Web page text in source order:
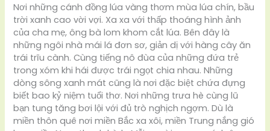
Nơi những cánh đồng lúa vàng thơm mùa lúa chín, bầu
trời xanh cao vời vợi. Xa xa với thấp thoáng hình ảnh
của cha mẹ, ông bà lom khom cắt lúa. Bên đây là
những ngôi nhà mái lá đơn sơ, giản dị với hàng cây ăn
trái trĩu cành. Cùng tiếng nô đùa của những đứa trẻ
trong xóm khi hái được trái ngọt chia nhau. Những
dòng sông xanh mát cũng là nơi đặc biệt chứa đựng
biết bao kỷ niệm tuổi thơ. Nơi những trưa hè cùng lũ
bạn tung tăng bơi lội với đủ trò nghịch ngợm. Dù là
miền thôn quê nơi miền Bắc xa xôi, miền Trung nắng gió